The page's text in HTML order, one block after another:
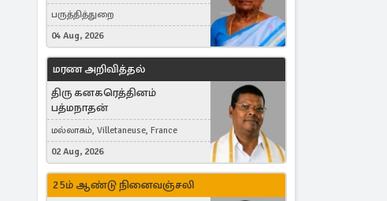
பருத்தித்துறை
04 Aug, 2026
மரண அறிவித்தல்
திரு கனகரெத்தினம்
பத்மநாதன்
மல்லாகம், Villetaneuse, France
02 Aug, 2026
25ம் ஆண்டு நினைவஞ்சலி